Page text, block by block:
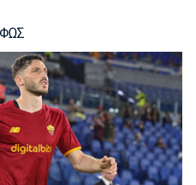
ο Άνταμ Μοκόκα
καλά στην άμυνα»
τη βαθμολογία της UEFA